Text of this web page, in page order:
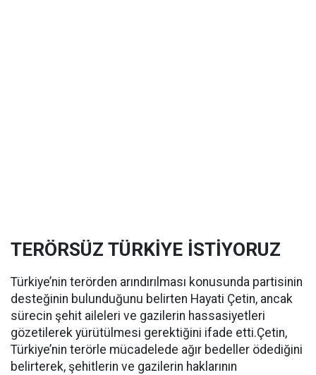
TERÖRSÜZ TÜRKİYE İSTİYORUZ
Türkiye’nin terörden arındırılması konusunda partisinin
desteğinin bulunduğunu belirten Hayati Çetin, ancak
sürecin şehit aileleri ve gazilerin hassasiyetleri
gözetilerek yürütülmesi gerektiğini ifade etti.Çetin,
Türkiye’nin terörle mücadelede ağır bedeller ödediğini
belirterek, şehitlerin ve gazilerin haklarının